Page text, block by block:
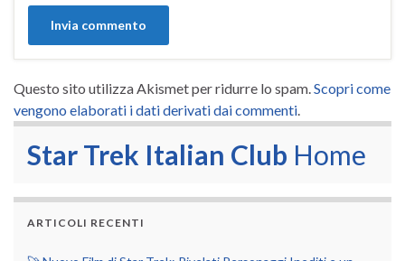
Questo sito utilizza Akismet per ridurre lo spam.Scopri come
vengono elaborati i dati derivati dai commenti.
Star Trek Italian Club Home
ARTICOLI RECENTI